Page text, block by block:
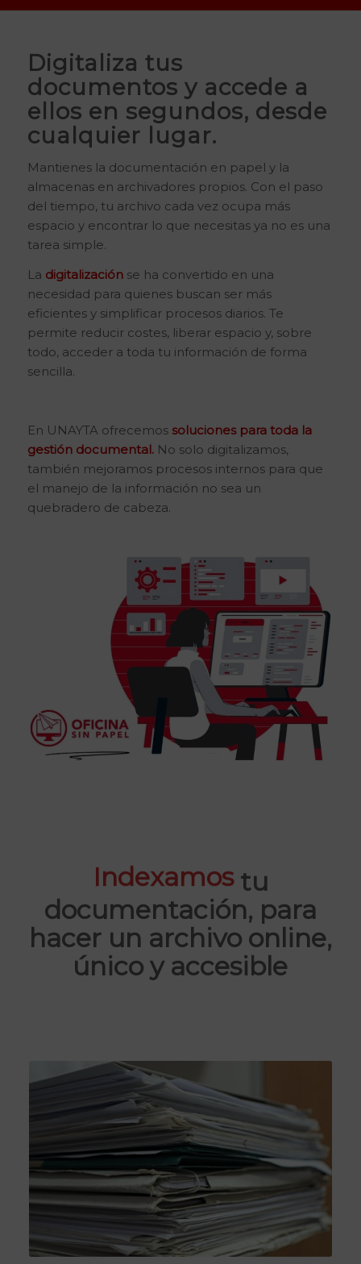
Digitaliza tus
documentos y accede a
ellos en segundos, desde
cualquier lugar.
Mantienes la documentación en papel y la
almacenas en archivadores propios. Con el paso
del tiempo, tu archivo cada vez ocupa más
espacio y encontrar lo que necesitas ya no es una
tarea simple.
​La digitalizaciónse ha convertido en una
necesidad para quienes buscan ser más
eficientes y simplificar procesos diarios. Te
permite reducir costes, liberar espacio y, sobre
todo, acceder a toda tu información de forma
sencilla.
En UNAYTA ofrecemos soluciones para toda la
gestión documental.No solo digitalizamos,
también mejoramos procesos internos para que
el manejo de la información no sea un
quebradero de cabeza.
Indexamos tu
documentación, para
hacer un archivo online,
único y accesible